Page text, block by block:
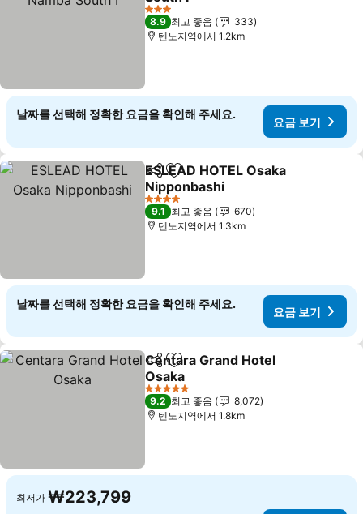
요금 보기
3 성급
8.9 최고 좋음
333
텐노지역에서 1.2km
날짜를 선택해 정확한 요금을 확인해 주세요.
요금 보기
공유 즐겨찾기에 추가
ESLEAD HOTEL Osaka
Nipponbashi
요금 보기
4 성급
9.1 최고 좋음
670
텐노지역에서 1.3km
날짜를 선택해 정확한 요금을 확인해 주세요.
요금 보기
공유 즐겨찾기에 추가
Centara Grand Hotel
Osaka
요금 보기
5 성급
9.2 최고 좋음
8,072
텐노지역에서 1.8km
최저가 ₩223,799